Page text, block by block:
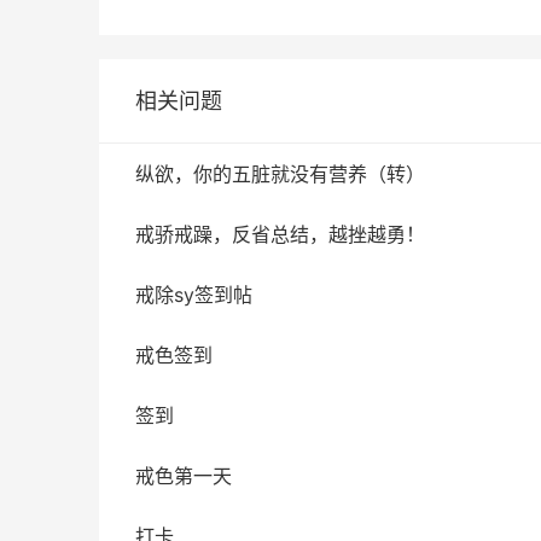
相关问题
纵欲，你的五脏就没有营养（转）
戒骄戒躁，反省总结，越挫越勇！
戒除sy签到帖
戒色签到
签到
戒色第一天
打卡